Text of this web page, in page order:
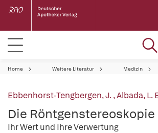
Home Weitere Literatur Medizin
Ebbenhorst-Tengbergen, J.,Albada, L.
Die Röntgenstereoskopie
Ihr Wert und Ihre Verwertung